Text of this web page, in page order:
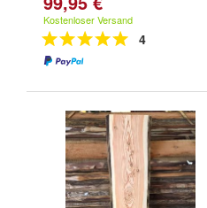
Kostenloser Versand
4